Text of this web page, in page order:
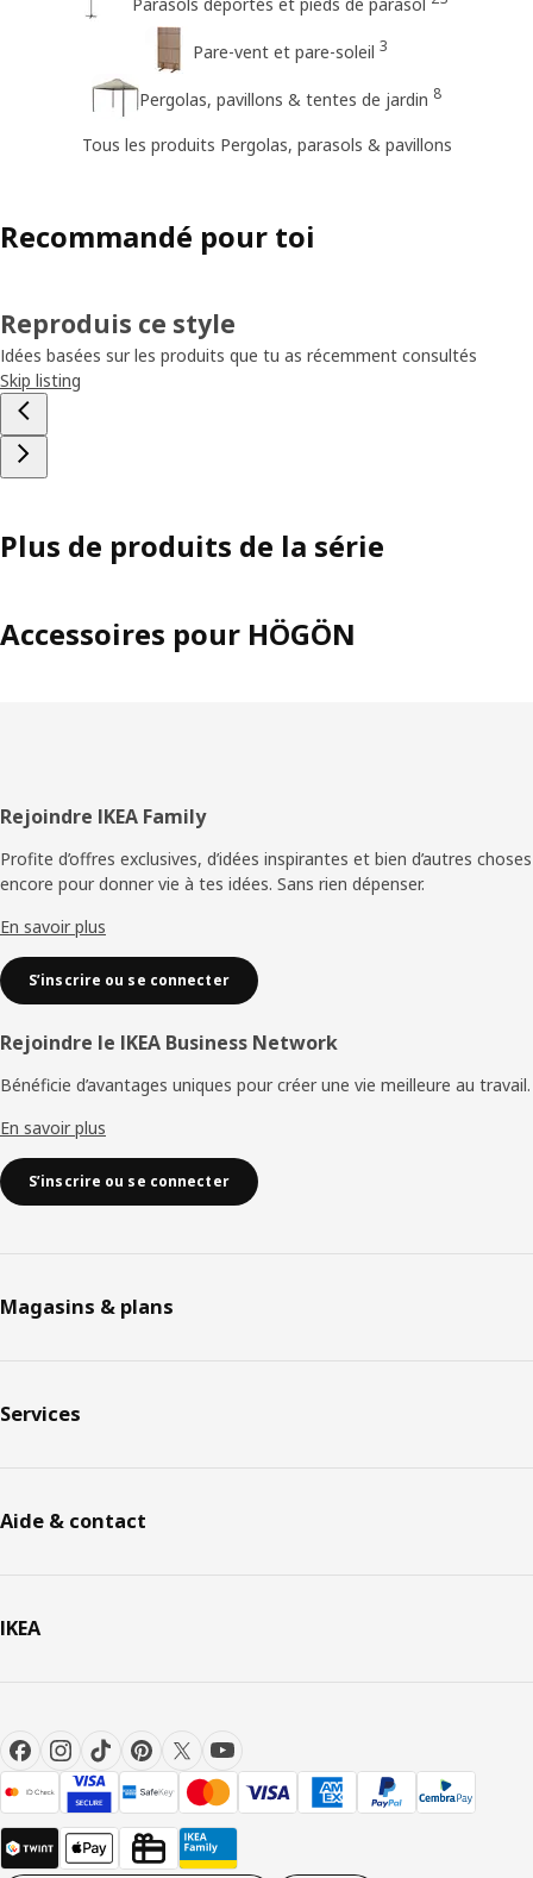
Pare-vent et pare-soleil 3
Pergolas, pavillons & tentes de jardin 8
Tous les produits Pergolas, parasols & pavillons
Recommandé pour toi
Reproduis ce style
Idées basées sur les produits que tu as récemment consultés
Skip listing
Plus de produits de la série
Accessoires pour HÖGÖN
Pied
de
page
Rejoindre IKEA Family
Profite d’offres exclusives, d’idées inspirantes et bien d’autres choses
encore pour donner vie à tes idées. Sans rien dépenser.
En savoir plus
S’inscrire ou se connecter
Rejoindre le IKEA Business Network
Bénéficie d’avantages uniques pour créer une vie meilleure au travail.
En savoir plus
S’inscrire ou se connecter
Magasins & plans
Services
Aide & contact
IKEA